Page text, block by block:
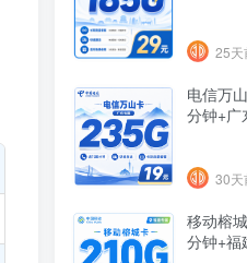
25天
电信万
分钟+广
30天
移动榕
分钟+福